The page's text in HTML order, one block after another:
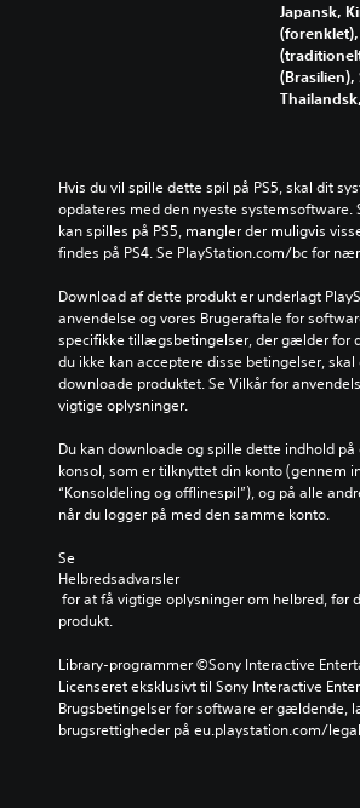
Japansk,
(Brasilien),
Hvis du vil spille dette spil på PS5, skal dit
opdateres med den nyeste systemsoftware.
kan spilles på PS5, mangler der muligvis
findes på PS4. Se PlayStation.com/bc for
Download af dette produkt er underlagt
anvendelse og vores Brugeraftale for
specifikke tillægsbetingelser, der gælder for
du ikke kan acceptere disse betingelser,
downloade produktet. Se Vilkår for
vigtige oplysninger.
Du kan downloade og spille dette indhold
konsol, som er tilknyttet din konto (gennem
“Konsoldeling og offlinespil”), og på alle
når du logger på med den samme konto.
Se
Helbredsadvarsler
produkt.
Library-programmer ©Sony Interactive
Licenseret eksklusivt til Sony Interactive
Brugsbetingelser for software er gældende,
brugsrettigheder på eu.playstation.com/